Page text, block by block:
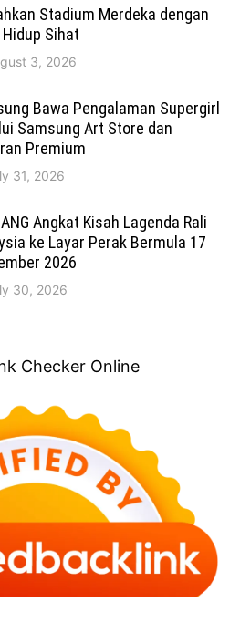
Stadium Merdeka dengan
Hidup Sihat
3, 2026
Bawa Pengalaman Supergirl
Samsung Art Store dan
Premium
31, 2026
Angkat Kisah Lagenda Rali
ke Layar Perak Bermula 17
2026
30, 2026
Checker Online